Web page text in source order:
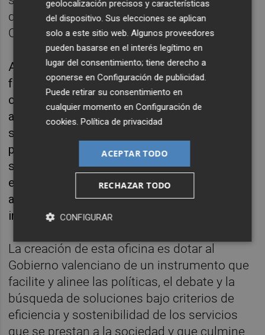
de Autonomía y Dependencia Personal en la
Conselleria de Bienestar Social.
Ahora, unirá las dos facetas para ponerse al
frente de la OCISS y hacer efectiva la acción
conjunta y alineamiento de las distintas
administraciones públicas, operadores de
servicios sociales y sanitarios, así como la
participación de la ciudadanía en la atención
sociosanitaria de la población. Una tarea que
el Consell del Botànic ya tenía en el radar con
avance como la historia sociosanitaria, una
iniciativa impulsada por Sanidad e Igualdad.
La creación de esta oficina es dotar al
Gobierno valenciano de un instrumento que
facilite y alinee las políticas, el debate y la
búsqueda de soluciones bajo criterios de
eficiencia y sostenibilidad de los servicios
que se prestan a la sociedad y que culmine
geolocalización precisos y características
del dispositivo. Sus elecciones se aplican
solo a este sitio web. Algunos proveedores
pueden basarse en el interés legítimo en
lugar del consentimiento; tiene derecho a
oponerse enConfiguración de publicidad.
Puede retirar su consentimiento en
cualquier momento enConfiguración de
cookies.Política de privacidad
ACEPTAR TODO
RECHAZAR TODO
CONFIGURAR